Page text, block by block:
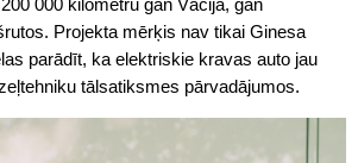
Projekta mērķis nav tikai Ginesa
parādīt, ka elektriskie kravas auto jau
tālsatiksmes pārvadājumos.